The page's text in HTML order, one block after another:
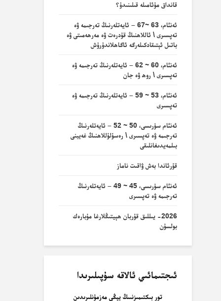
قانداق مۇئامىلە قىلىنىدۇ؟
ئەنئام، 63 ~67 – ئايەتلەرنىڭ تەرجىمە ۋە
تەپسىرى \ ئاللاھنىڭ قۇدرەت ۋە مەرھەمىتى ۋە
باتىل ئېتىقادكىلەرگە ئاگاھلاندۇرۇش
ئەنئام، 60 ~ 62 – ئايەتلەرنىڭ تەرجىمە ۋە
تەپسىرى \ روھ ۋە جان
ئەنئام، 53 ~ 59 – ئايەتلەرنىڭ تەرجىمە ۋە
تەپسىرى
ئەنئام سۈرىسى، 50 ~ 52 – ئايەتلەرنىڭ
تەرجىمە ۋە تەپسىرى \ رەسۇلۇللاھنىڭ غەيبنى
بىلمەيدىغانلىقى
قۇرئاندا بەش ۋاقىت ناماز
ئەنئام سۈرىسى، 45 ~ 49 – ئايەتلەرنىڭ
تەرجىمە ۋە تەپسىرى
2026- يىللىق قۇربان ھېيتىڭلارغا مۇبارەك
بولسۇن
ئىجتىمائىي ئالاقە سۇپىلىرىدا
تور بىكتىمىزنىىڭ يېڭى مەزمۇنلىرىدىن